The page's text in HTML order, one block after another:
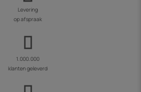
Levering
op afspraak
1.000.000
klanten geleverd